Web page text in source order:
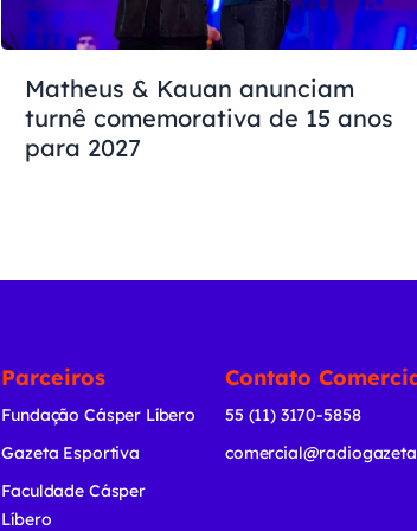
Matheus & Kauan anunciam
turnê comemorativa de 15 anos
para 2027
Parceiros
Fundação Cásper Líbero
Gazeta Esportiva
Faculdade Cásper
Líbero
Contato
55 (11) 3170-5858